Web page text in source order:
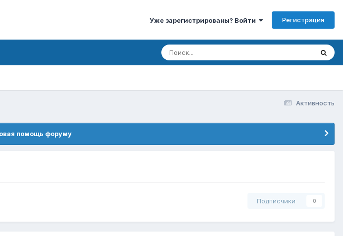
Уже зарегистрированы? Войти Регистрация
Активность
помощь форуму
Подписчики 0